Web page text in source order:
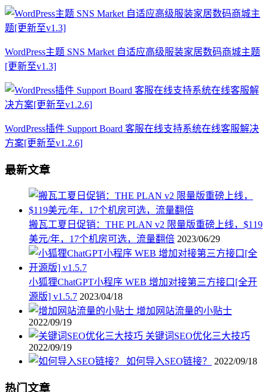
WordPress主题 SNS Market 自适应高级服装家居数码商城主题
[更新至v1.3]
WordPress插件 Support Board 客服在线支持系统在线客服解决
方案[更新至v1.2.6]
最新文章
搬瓦工夏日促销：THE PLAN v2 限量版重磅上线，$119
美元/年，17个机房可选，流量翻倍 2023/06/29
小狐狸ChatGPT小程序 WEB 增加对接第三方接口[全开
源版] v1.5.7 2023/04/18
增加网站流量的小贴士
2022/09/19
关键词SEO优化三大技巧
2022/09/19
如何导入SEO链接？
2022/09/18
热门文章